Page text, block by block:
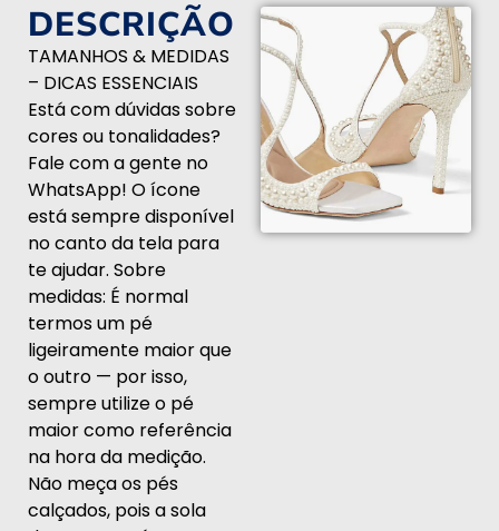
DESCRIÇÃO
TAMANHOS & MEDIDAS
– DICAS ESSENCIAIS
Está com dúvidas sobre
cores ou tonalidades?
Fale com a gente no
WhatsApp! O ícone
está sempre disponível
no canto da tela para
te ajudar. Sobre
medidas: É normal
termos um pé
ligeiramente maior que
o outro — por isso,
sempre utilize o pé
maior como referência
na hora da medição.
Não meça os pés
calçados, pois a sola